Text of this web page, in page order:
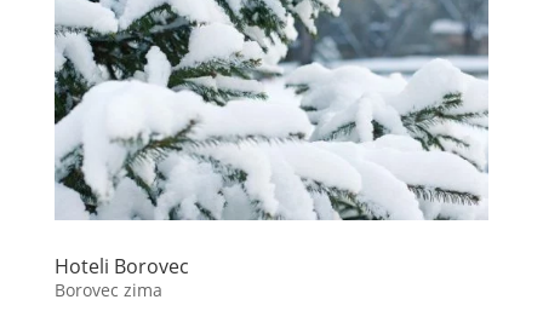
Hoteli Borovec
Borovec zima